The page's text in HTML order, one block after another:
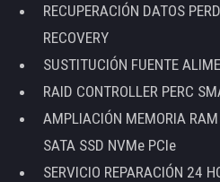
RECUPERACIÓN DATOS
RECOVERY
SUSTITUCIÓN FUENTE
RAID CONTROLLER PERC
AMPLIACIÓN MEMORIA
SATA SSD NVMe PCIe
SERVICIO REPARACIÓN 24